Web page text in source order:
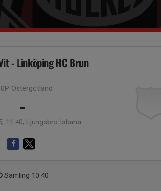
- Linköping HC Brun
Östergötland
-
11:40, Ljungsbro Isbana
Samling 10:40